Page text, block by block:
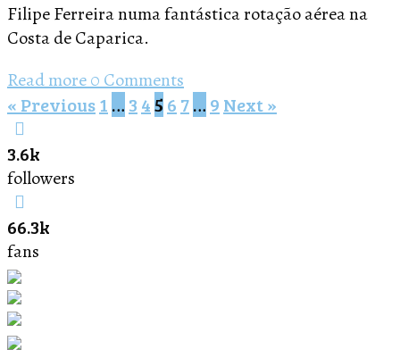
Filipe Ferreira numa fantástica rotação aérea na
Costa de Caparica.
Read more0 Comments
« Previous1 … 3 45 6 7… 9 Next »
3.6k
followers
66.3k
fans